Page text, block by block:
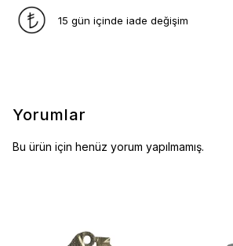
15 gün içinde iade değişim
Yorumlar
Bu ürün için henüz yorum yapılmamış.